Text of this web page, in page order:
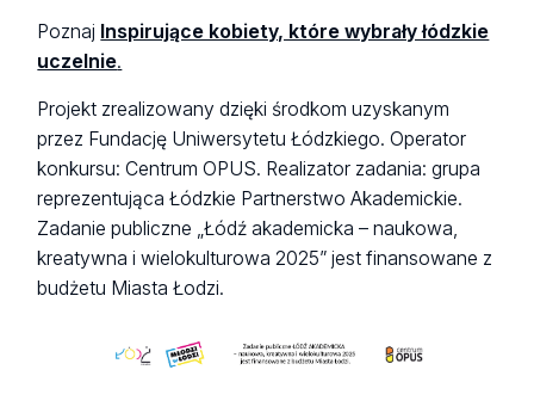
Poznaj Inspirujące kobiety, które wybrały łódzkie
uczelnie.
Projekt zrealizowany dzięki środkom uzyskanym
przez Fundację Uniwersytetu Łódzkiego. Operator
konkursu: Centrum OPUS. Realizator zadania: grupa
reprezentująca Łódzkie Partnerstwo Akademickie.
Zadanie publiczne „Łódź akademicka – naukowa,
kreatywna i wielokulturowa 2025” jest finansowane z
budżetu Miasta Łodzi.